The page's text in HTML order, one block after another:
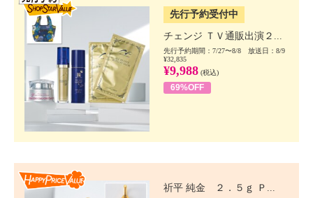
先行予約受付中
チェンジ ＴＶ通販出演２...
先行予約期間：7/27〜8/8 放送日：8/9
¥32,835
¥9,988 (税込)
69%OFF
祈平 純金 ２．５ｇ Ｐ...